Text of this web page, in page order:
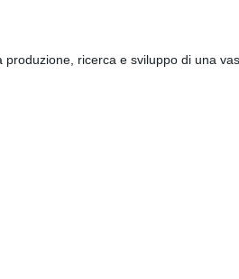
ricerca e sviluppo di una